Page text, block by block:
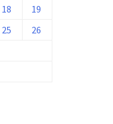
18
19
25
26